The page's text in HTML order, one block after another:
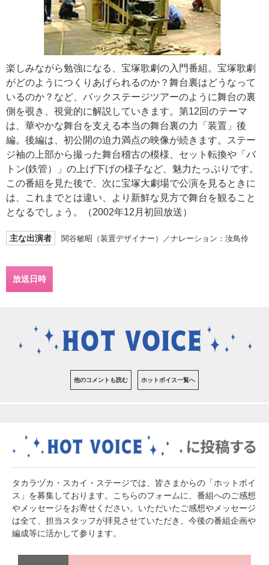
楽しみながら勉強になる、宝塚歌劇の入門番組。宝塚歌劇
がどのようにつくりあげられるのか？舞台裏はどうなって
いるのか？など、バックステージツアーのように舞台の裏
側を覗き、視覚的に解説していきます。第12回のテーマ
は、華やかな舞台を支える本当の舞台裏の力「装置」後
編。後編は、初公開の迫力満点の映像が続きます。ステー
ジ袖の上部から撮った舞台稽古の模様、セット転換や「バ
トン(鉄管）」の上げ下げの様子など、魅力たっぷりです。
この番組を見た後で、次に宝塚大劇場で公演を見るときに
は、これまでとは違い、より新鮮な見方で舞台を観ること
となるでしょう。（2002年12月初回放送）
主な出演者 関谷敏昭（装置デザイナー）／ナレーション：汝鳥伶
放送日時
他のコメントも読む ホットボイス一覧へ
タカラヅカ・スカイ・ステージでは、皆さまからの「ホットボイ
ス」を募集しております。こちらのフォームに、番組へのご感想
やメッセージをお寄せください。いただいたご感想やメッセージ
は全て、担当スタッフが拝見させていただき、今後の番組企画や
編成等に活かして参ります。